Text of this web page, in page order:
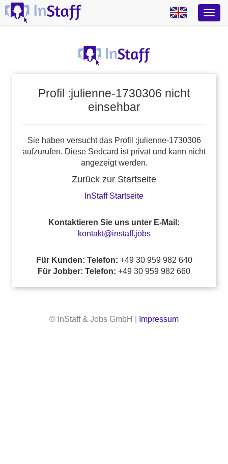
Profil :julienne-1730306 nicht
einsehbar
Sie haben versucht das Profil :julienne-1730306
aufzurufen. Diese Sedcard ist privat und kann nicht
angezeigt werden.
Zurück zur Startseite
InStaff Startseite
Kontaktieren Sie uns unter E-Mail:
kontakt@instaff.jobs
Für Kunden: Telefon: +49 30 959 982 640
Für Jobber: Telefon: +49 30 959 982 660
© InStaff & Jobs GmbH | Impressum